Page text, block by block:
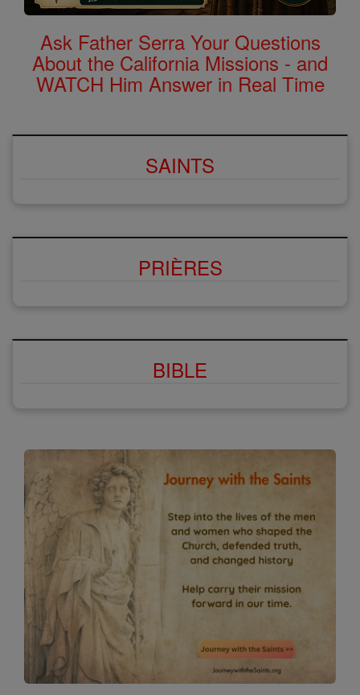
Ask Father Serra Your Questions
About the California Missions - and
WATCH Him Answer in Real Time
SAINTS
PRIÈRES
BIBLE